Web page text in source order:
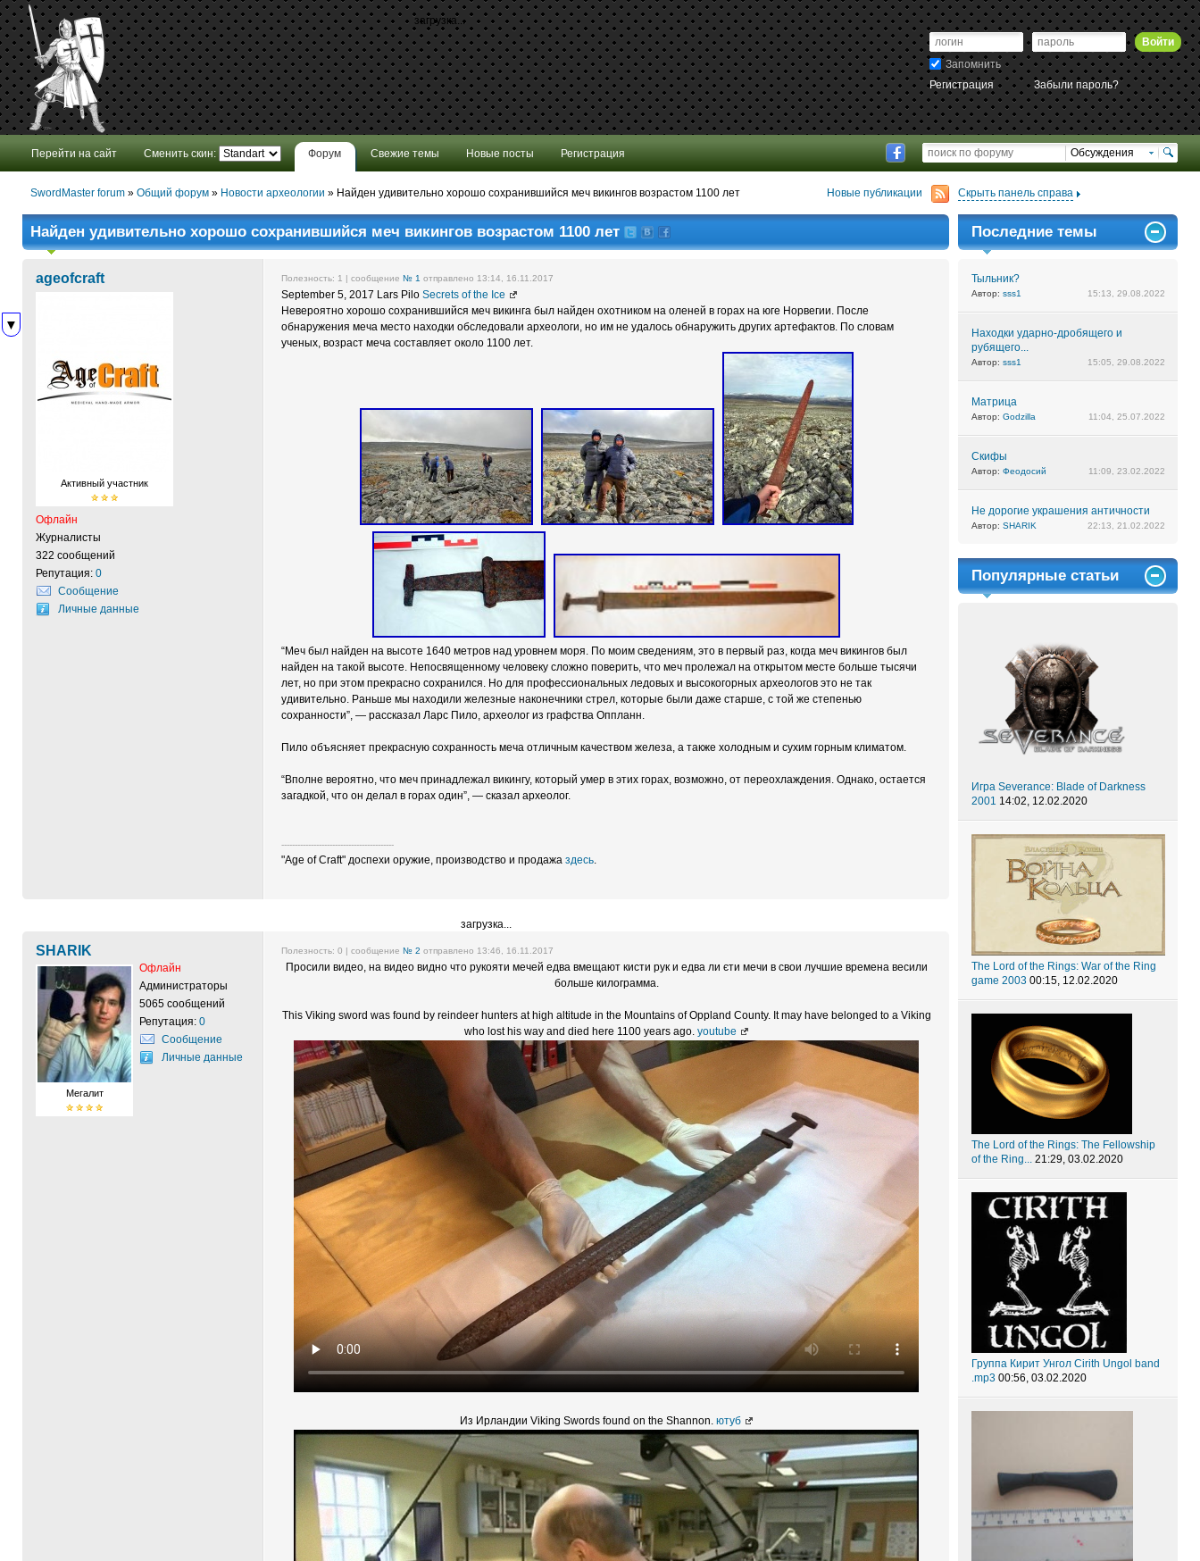
загрузка...
Перейти на сайт Сменить скин: Форум Свежие темы Новые посты Регистрация
Войти
Запомнить
Регистрация
Забыли пароль?
Обсуждения
SwordMaster forum » Общий форум » Новости археологии » Найден удивительно хорошо сохранившийся меч викингов возрастом 1100 лет Новые публикации Скрыть панель справа
Найден удивительно хорошо сохранившийся меч викингов возрастом 1100 лет
ageofcraft
Активный участник
Офлайн
Журналисты
322 сообщений
Репутация: 0
Сообщение
Личные данные
Полезность: 1 | сообщение № 1 отправлено 13:14, 16.11.2017
September 5, 2017 Lars Pilo Secrets of the Ice
Невероятно хорошо сохранившийся меч викинга был найден охотником на оленей в горах на юге Норвегии. После
обнаружения меча место находки обследовали археологи, но им не удалось обнаружить других артефактов. По словам
ученых, возраст меча составляет около 1100 лет.
“Меч был найден на высоте 1640 метров над уровнем моря. По моим сведениям, это в первый раз, когда меч викингов был
найден на такой высоте. Непосвященному человеку сложно поверить, что меч пролежал на открытом месте больше тысячи
лет, но при этом прекрасно сохранился. Но для профессиональных ледовых и высокогорных археологов это не так
удивительно. Раньше мы находили железные наконечники стрел, которые были даже старше, с той же степенью
сохранности”, — рассказал Ларс Пило, археолог из графства Оппланн.
Пило объясняет прекрасную сохранность меча отличным качеством железа, а также холодным и сухим горным климатом.
“Вполне вероятно, что меч принадлежал викингу, который умер в этих горах, возможно, от переохлаждения. Однако, остается
загадкой, что он делал в горах один”, — сказал археолог.
------------------------------------------
"Age of Craft" доспехи оружие, производство и продажа здесь.
загрузка...
SHARIK
Мегалит
Офлайн
Администраторы
5065 сообщений
Репутация: 0
Сообщение
Личные данные
Полезность: 0 | сообщение № 2 отправлено 13:46, 16.11.2017
Просили видео, на видео видно что рукояти мечей едва вмещают кисти рук и едва ли єти мечи в свои лучшие времена весили
больше килограмма.
This Viking sword was found by reindeer hunters at high altitude in the Mountains of Oppland County. It may have belonged to a Viking
who lost his way and died here 1100 years ago. youtube
Из Ирландии Viking Swords found on the Shannon. ютуб
Последние темы
Тыльник?
Автор: sss1 15:13, 29.08.2022
Находки ударно-дробящего и
рубящего...
Автор: sss1 15:05, 29.08.2022
Матрица
Автор: Godzilla 11:04, 25.07.2022
Скифы
Автор: Феодосий 11:09, 23.02.2022
Не дорогие украшения античности
Автор: SHARIK 22:13, 21.02.2022
Популярные статьи
Игра Severance: Blade of Darkness
2001 14:02, 12.02.2020
The Lord of the Rings: War of the Ring
game 2003 00:15, 12.02.2020
The Lord of the Rings: The Fellowship
of the Ring...
21:29, 03.02.2020
Группа Кирит Унгол Cirith Ungol band
.mp3 00:56, 03.02.2020
▼